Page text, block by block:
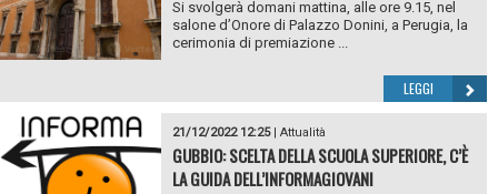
Si svolgerà domani mattina, alle ore 9.15, nel
salone d’Onore di Palazzo Donini, a Perugia, la
cerimonia di premiazione ...
LEGGI
21/12/2022 12:25| Attualità
GUBBIO: SCELTA DELLA SCUOLA SUPERIORE, C’È
LA GUIDA DELL’INFORMAGIOVANI